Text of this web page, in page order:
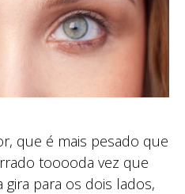
que é mais pesado que
tooooda vez que
gira para os dois lados,